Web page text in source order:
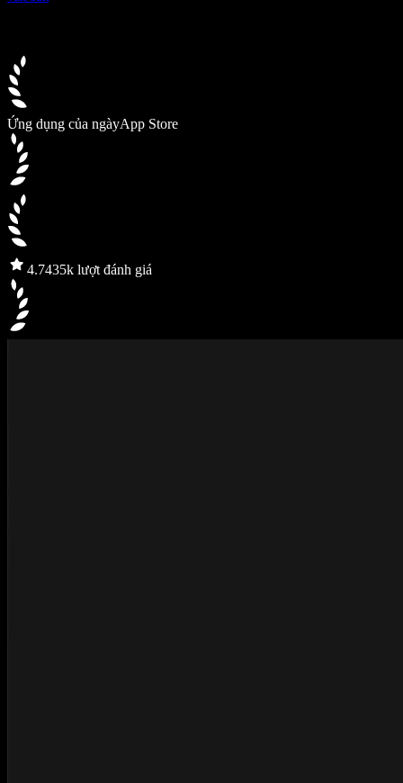
Ứng dụng của ngàyApp Store
4.7435k lượt đánh giá